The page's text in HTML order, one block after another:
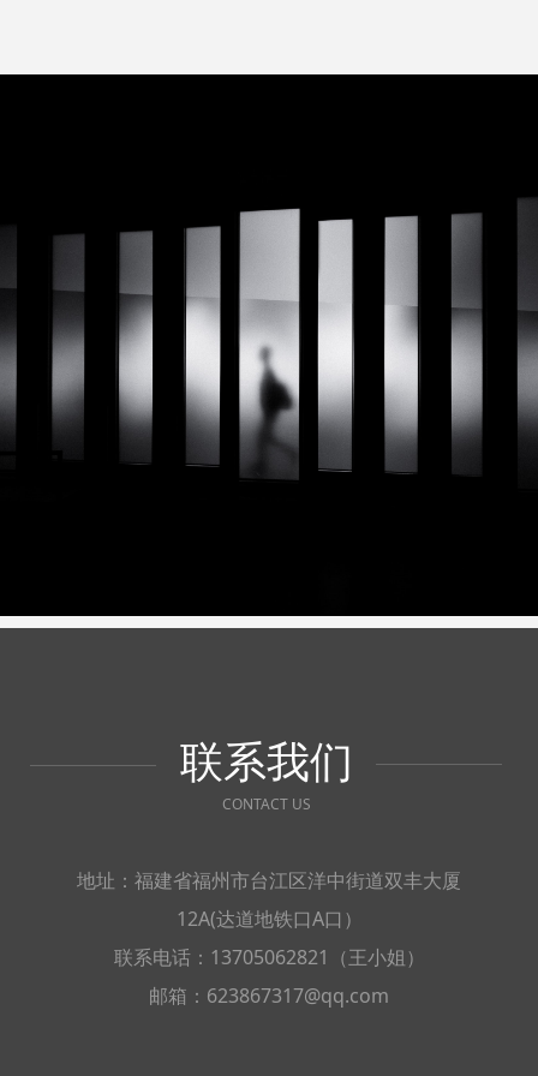
联系我们
CONTACT US
地址：福建省福州市台江区洋中街道双丰大厦
12A(达道地铁口A口）
联系电话：13705062821（王小姐）
邮箱：623867317@qq.com